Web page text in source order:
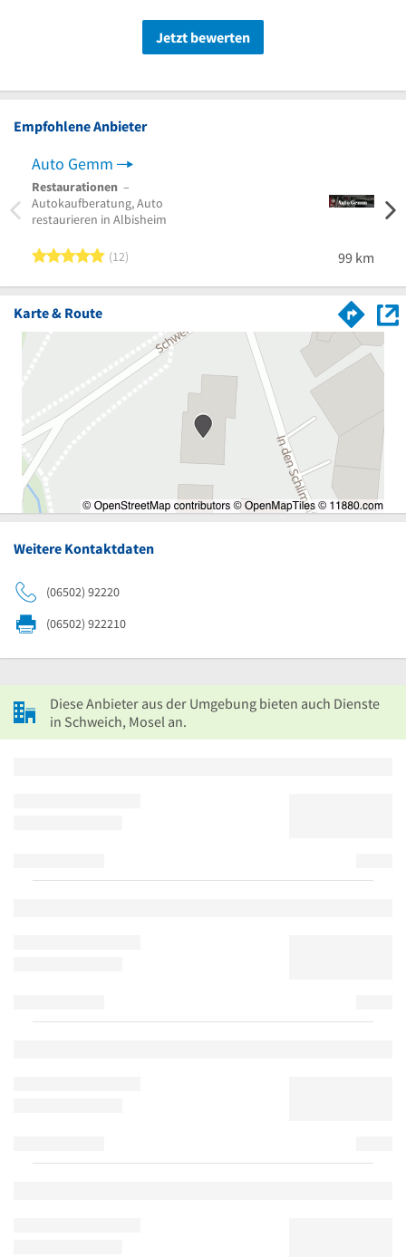
Jetzt bewerten
Empfohlene Anbieter
Auto Gemm
Restaurationen –
Autokaufberatung, Auto
restaurieren in Albisheim
5 von 5 Sternen
12 99 km
Karte & Route
Weitere Kontaktdaten
(06502) 92220
(06502) 922210
Diese Anbieter aus der Umgebung bieten auch Dienste
in Schweich, Mosel an.